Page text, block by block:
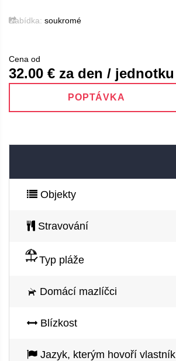
Nabídka: soukromé
Cena od
32.00 € za den / jednotku
POPTÁVKA
Objekty
Stravování
Typ pláže
Domácí mazlíčci
Blízkost
Jazyk, kterým hovoří vlastník